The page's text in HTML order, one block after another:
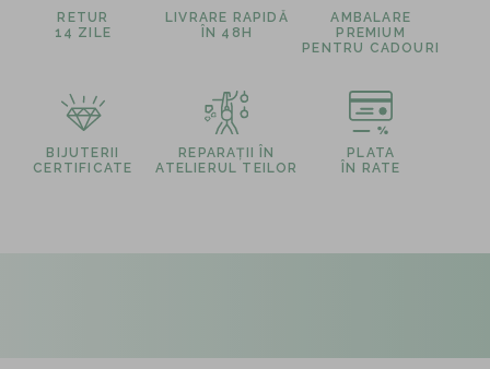
RETUR
14 ZILE
LIVRARE RAPIDĂ
ÎN 48H
AMBALARE
PREMIUM
PENTRU CADOURI
BIJUTERII
CERTIFICATE
REPARAȚII ÎN
ATELIERUL TEILOR
PLATA
ÎN RATE